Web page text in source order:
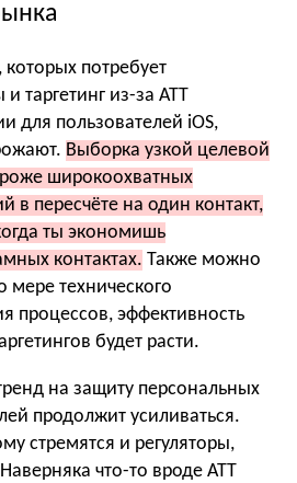
потребует
таргетинг из-за ATT
для пользователей iOS,
Выборка узкой целевой
широкоохватных
в пересчёте на один контакт,
ты экономишь
контактах. Также можно
мере технического
процессов, эффективность
будет расти.
на защиту персональных
продолжит усиливаться.
стремятся и регуляторы,
что-то вроде ATT